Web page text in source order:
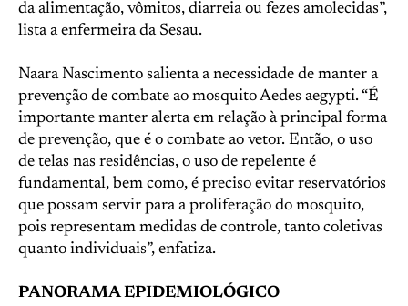
da alimentação, vômitos, diarreia ou fezes amolecidas”,
lista a enfermeira da Sesau.
Naara Nascimento salienta a necessidade de manter a
prevenção de combate ao mosquito Aedes aegypti. “É
importante manter alerta em relação à principal forma
de prevenção, que é o combate ao vetor. Então, o uso
de telas nas residências, o uso de repelente é
fundamental, bem como, é preciso evitar reservatórios
que possam servir para a proliferação do mosquito,
pois representam medidas de controle, tanto coletivas
quanto individuais”, enfatiza.
PANORAMA EPIDEMIOLÓGICO